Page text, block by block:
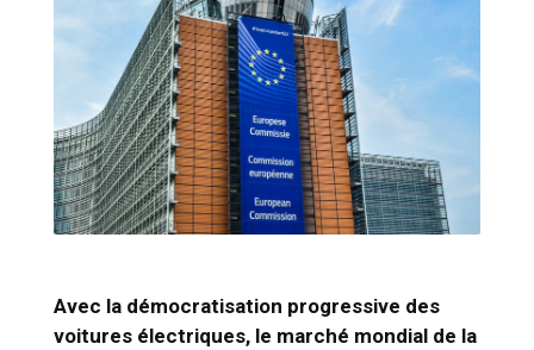
Avec la démocratisation progressive des
voitures électriques, le marché mondial de la